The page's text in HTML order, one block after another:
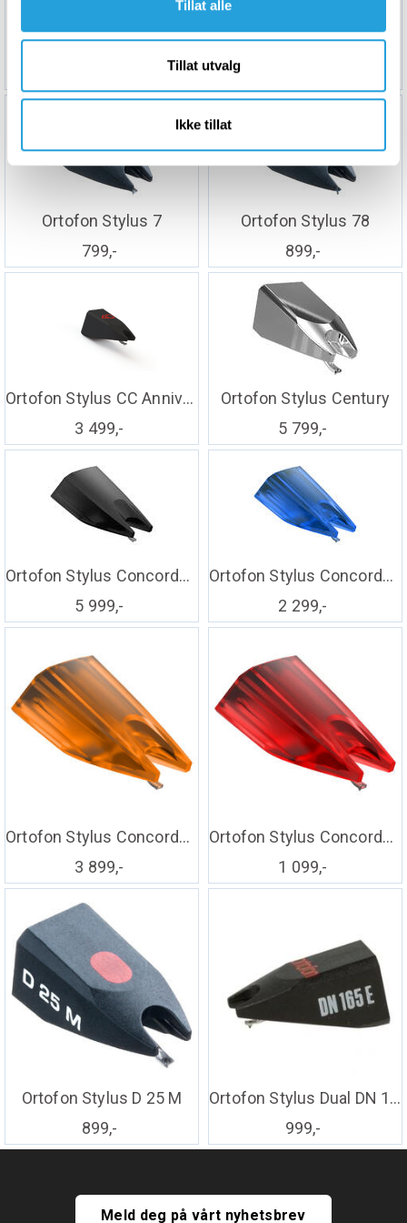
Tillat alle
Tillat utvalg
Ikke tillat
Ortofon Stylus 5E
Ortofon Stylus 5S
Ortofon Stylus 7
799,-
Ortofon Stylus 78
899,-
Ortofon Stylus CC Anniversary 40
3 499,-
Ortofon Stylus Century
5 799,-
Ortofon Stylus Concorde Music Black
5 999,-
Ortofon Stylus Concorde Music Blue
2 299,-
Ortofon Stylus Concorde Music Bronze
3 899,-
Ortofon Stylus Concorde Music Red
1 099,-
Ortofon Stylus D 25 M
899,-
Ortofon Stylus Dual DN 165 E
999,-
Meld deg på vårt nyhetsbrev